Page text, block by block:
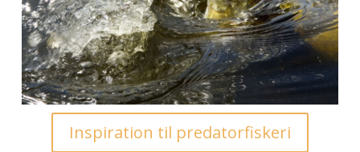
Inspiration til predatorfiskeri